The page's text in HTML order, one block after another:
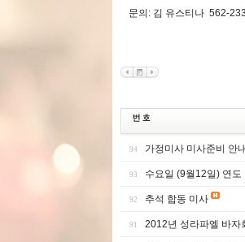
문의: 김 유스티나 562-
94 가정미사 미사준비 안
93 수요일 (9월12일) 연도
92 추석 합동 미사
91 2012년 성라파엘 바자